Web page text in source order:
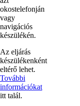
okostelefonján
vagy
navigációs
készülékén.
Az eljárás
készülékenként
eltérő lehet.
További
információkat
itt talál.